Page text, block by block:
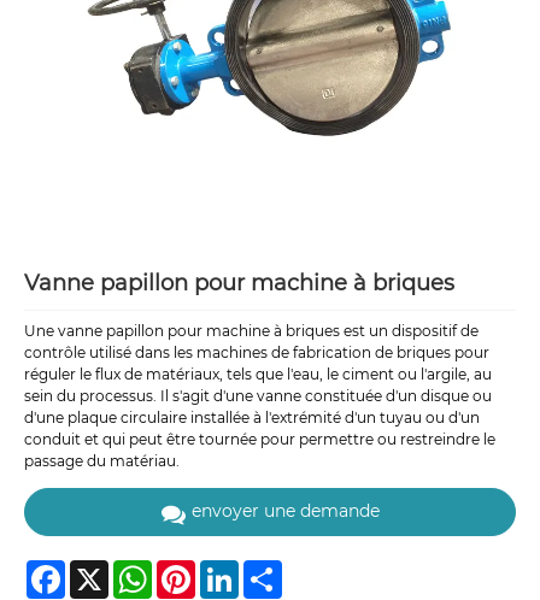
Vanne papillon pour machine à briques
Une vanne papillon pour machine à briques est un dispositif de
contrôle utilisé dans les machines de fabrication de briques pour
réguler le flux de matériaux, tels que l'eau, le ciment ou l'argile, au
sein du processus. Il s'agit d'une vanne constituée d'un disque ou
d'une plaque circulaire installée à l'extrémité d'un tuyau ou d'un
conduit et qui peut être tournée pour permettre ou restreindre le
passage du matériau.
envoyer une demande
Facebook
X WhatsAppPinterestLinkedIn